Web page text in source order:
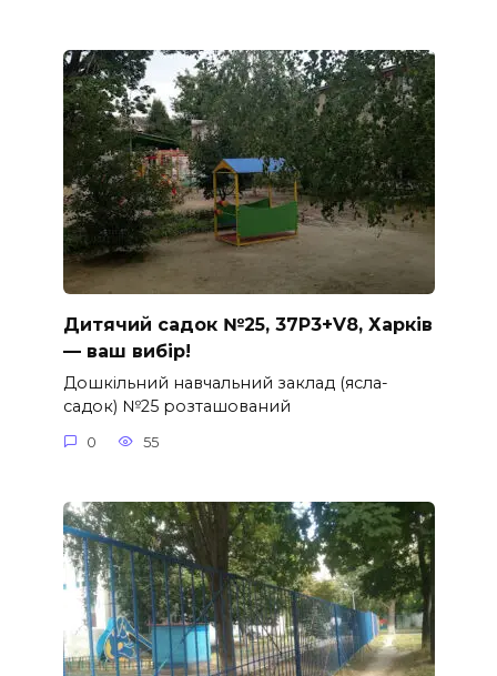
Дитячий садок №25, 37P3+V8, Харків
— ваш вибір!
Дошкільний навчальний заклад (ясла-
садок) №25 розташований
0 55